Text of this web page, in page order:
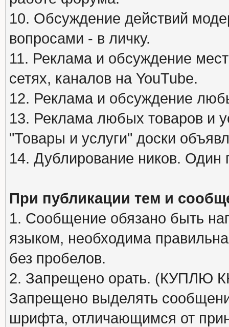
10. Обсуждение действий
вопросами - в личку.
11. Реклама и обсуждение
сетях, каналов на YouTube.
12. Реклама и обсуждение
13. Реклама любых товаров и
"Товары и услуги" доски
14. Дублирование ников. Один
При публикации тем и
1. Сообщение обязано быть
языком, необходима
без пробелов.
2. Запрещено орать. (КУПЛЮ
Запрещено выделять
шрифта, отличающимся от